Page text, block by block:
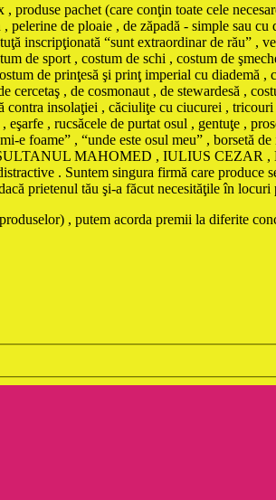
produse pachet (care conţin toate cele
de ploaie , de zăpadă - simple sau cu
inscripţionată “sunt extraordinar de rău” ,
de sport , costum de schi , costum de
de prinţesă şi prinţ imperial cu diademă ,
, de cosmonaut , de stewardesă ,
insolaţiei , căciuliţe cu ciucurei ,
, rucsăcele de purtat osul , gentuţe ,
e foame” , “unde este osul meu” , borsetă de
MAHOMED , IULIUS CEZAR
. Suntem singura firmă care produce
prietenul tău şi-a făcut necesităţile în locuri
, putem acorda premii la diferite